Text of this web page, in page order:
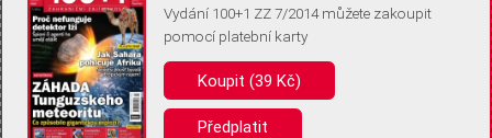
Pro základní fungování webu nepotřebujeme ukládat žádné informace
(tzv. cookies apod.). Rádi bychom vás ale požádali o souhlas s
uložením volitelných informací:
Vydání 100+1 ZZ 7/2014 můžete zakoupit
pomocí platební karty
Koupit (39 Kč)
Předplatit